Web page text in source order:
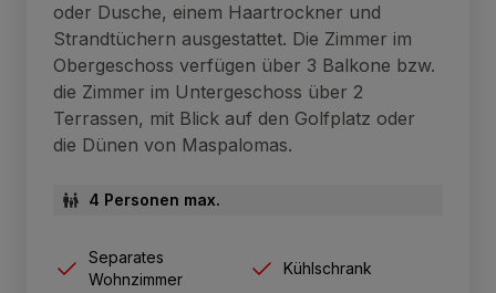
oder Dusche, einem Haartrockner und
Strandtüchern ausgestattet. Die Zimmer im
Obergeschoss verfügen über 3 Balkone bzw.
die Zimmer im Untergeschoss über 2
Terrassen, mit Blick auf den Golfplatz oder
die Dünen von Maspalomas.
4 Personen max.
Separates
Wohnzimmer
Kühlschrank